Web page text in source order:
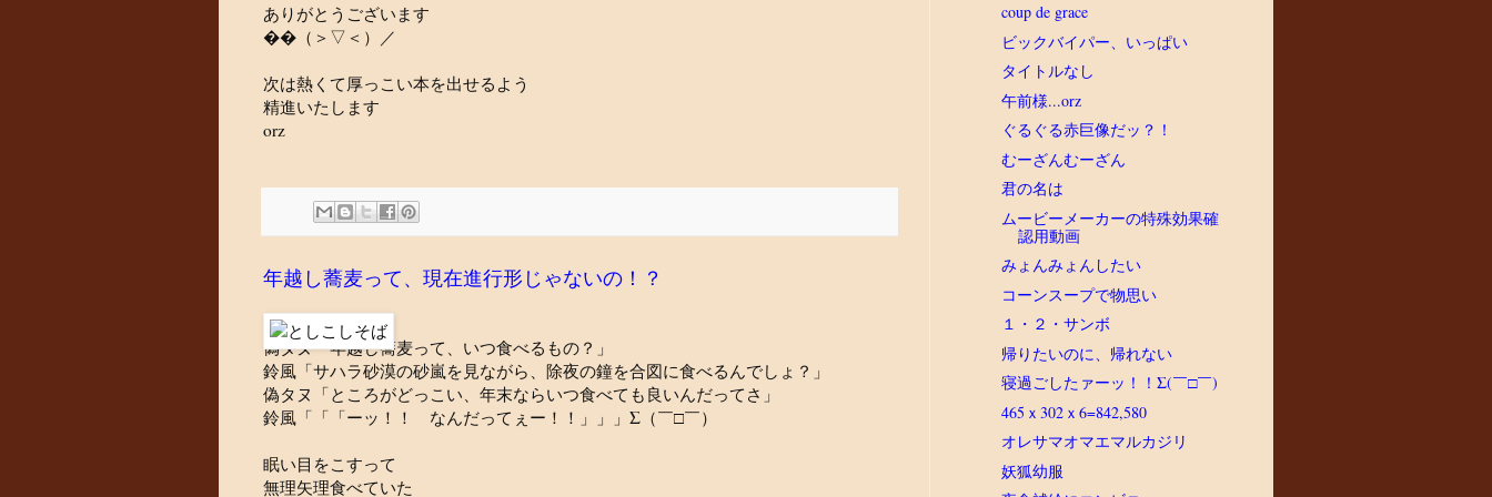
ありがとうございます
��（＞▽＜）／
次は熱くて厚っこい本を出せるよう
精進いたします
orz
年越し蕎麦って、現在進行形じゃないの！？
偽タヌ「年越し蕎麦って、いつ食べるもの？」
鈴風「サハラ砂漠の砂嵐を見ながら、除夜の鐘を合図に食べるんでしょ？」
偽タヌ「ところがどっこい、年末ならいつ食べても良いんだってさ」
鈴風「「「ーッ！！ なんだってぇー！！」」」Σ（￣□￣）
眠い目をこすって
無理矢理食べていた
coup de grace
ビックバイパー、いっぱい
タイトルなし
午前様...orz
ぐるぐる赤巨像だッ？！
むーざんむーざん
君の名は
ムービーメーカーの特殊効果確
認用動画
みょんみょんしたい
コーンスープで物思い
１・２・サンボ
帰りたいのに、帰れない
寝過ごしたァーッ！！Σ(￣□￣)
465ｘ302ｘ6=842,580
オレサマオマエマルカジリ
妖狐幼服